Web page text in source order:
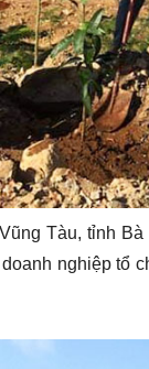
Tàu, tỉnh
nghiệp tổ